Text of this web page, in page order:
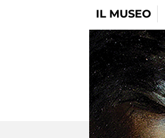
IL MUSEO